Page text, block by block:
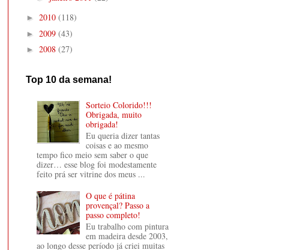
► 2010 (118)
► 2009 (43)
► 2008 (27)
Top 10 da semana!
Sorteio Colorido!!!
Obrigada, muito
obrigada!
Eu queria dizer tantas
coisas e ao mesmo
tempo fico meio sem saber o que
dizer… esse blog foi modestamente
feito prá ser vitrine dos meus ...
O que é pátina
provençal? Passo a
passo completo!
Eu trabalho com pintura
em madeira desde 2003,
ao longo desse período já criei muitas